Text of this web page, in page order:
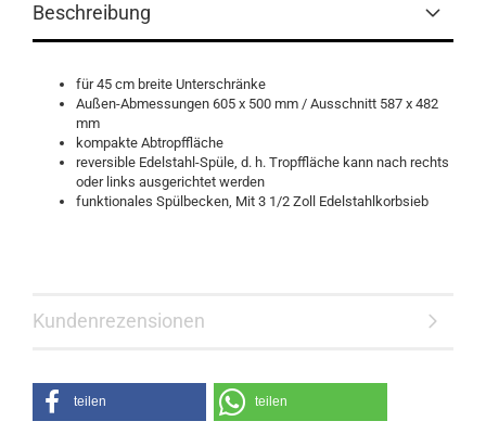
Beschreibung
für 45 cm breite Unterschränke
Außen-Abmessungen 605 x 500 mm / Ausschnitt 587 x 482
mm
kompakte Abtropffläche
reversible Edelstahl-Spüle, d. h. Tropffläche kann nach rechts
oder links ausgerichtet werden
funktionales Spülbecken, Mit 3 1/2 Zoll Edelstahlkorbsieb
Kundenrezensionen
teilen teilen